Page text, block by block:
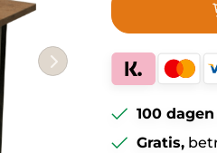
100 dagen
Gratis,